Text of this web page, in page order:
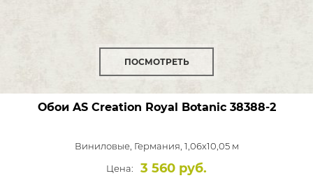
ПОСМОТРЕТЬ
Обои AS Creation Royal Botanic38388-2
Виниловые, Германия, 1,06x10,05 м
Цена:
3 560 руб.